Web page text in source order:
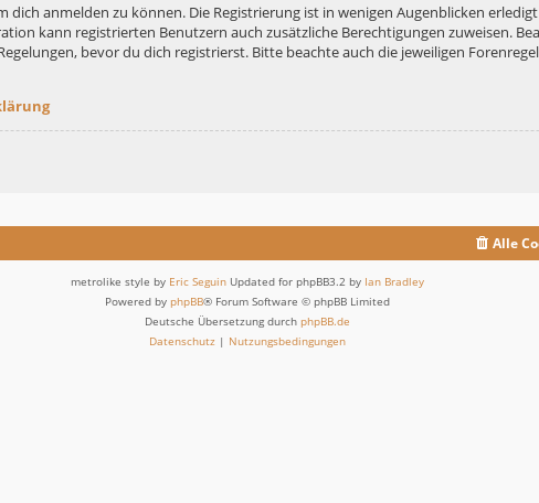
dich anmelden zu können. Die Registrierung ist in wenigen Augenblicken
kann registrierten Benutzern auch zusätzliche Berechtigungen zuweisen.
bevor du dich registrierst. Bitte beachte auch die jeweiligen
Alle
metrolike style by Eric Seguin Updated for phpBB3.2 by Ian Bradley
Powered by phpBB® Forum Software © phpBB Limited
Deutsche Übersetzung durch phpBB.de
Datenschutz | Nutzungsbedingungen